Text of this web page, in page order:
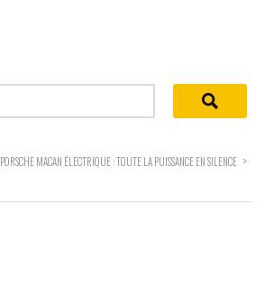
PORSCHE MACAN ÉLECTRIQUE : TOUTE LA PUISSANCE EN SILENCE >